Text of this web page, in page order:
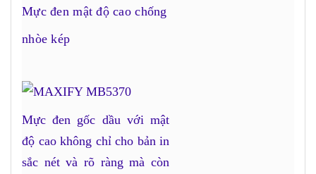
Mực đen mật độ cao chống
nhòe kép
Mực đen gốc dầu với mật
độ cao không chỉ cho bản in
sắc nét và rõ ràng mà còn